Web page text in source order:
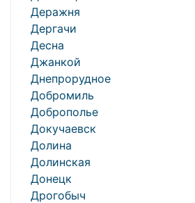
Деражня
Дергачи
Десна
Джанкой
Днепрорудное
Добромиль
Доброполье
Докучаевск
Долина
Долинская
Донецк
Дрогобыч